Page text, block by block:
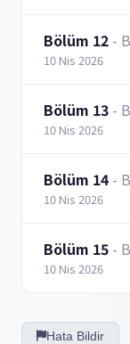
Bölüm 12 -
10 Nis 2026
Bölüm 13 -
10 Nis 2026
Bölüm 14 -
10 Nis 2026
Bölüm 15 -
10 Nis 2026
Hata Bildir